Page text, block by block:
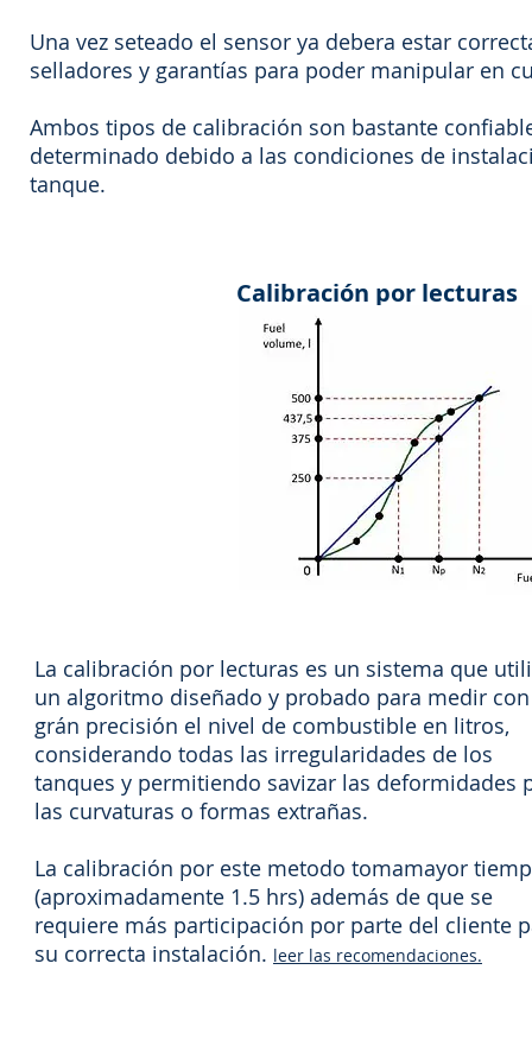
Calibración por lecturas
Una vez seteado el sensor ya debera estar
selladores y garantías para poder manipular en
Ambos tipos de calibración son bastante
determinado debido a las condiciones de
tanque.
La calibración por lecturas es un sistema que
un algoritmo diseñado y probado para medir con
grán precisión el nivel de combustible en litros,
considerando todas las irregularidades de los
tanques y permitiendo savizar las deformidades
las curvaturas o formas extrañas.
La calibración por este metodo tomamayor
(aproximadamente 1.5 hrs) además de que se
requiere más participación por parte del cliente
su correcta instalación. leer las recomendaciones.